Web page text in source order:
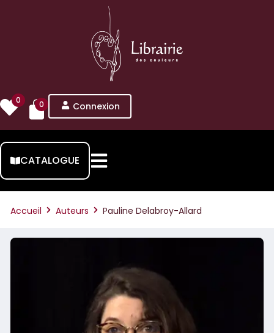
0 0 Connexion
CATALOGUE
Accueil Auteurs Pauline Delabroy-Allard